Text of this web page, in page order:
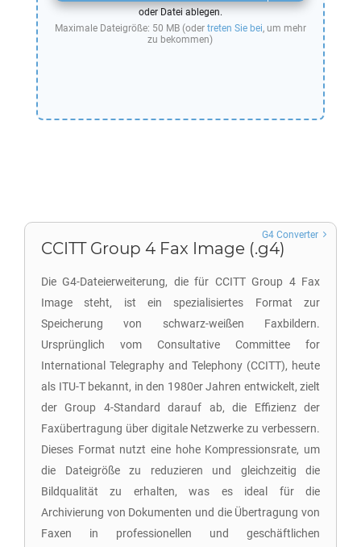
oder Datei ablegen.
Maximale Dateigröße: 50 MB (oder treten Sie bei, um mehr
zu bekommen)
CCITT Group 4 Fax Image (.g4)
Die G4-Dateierweiterung, die für CCITT Group 4 Fax
Image steht, ist ein spezialisiertes Format zur
Speicherung von schwarz-weißen Faxbildern.
Ursprünglich vom Consultative Committee for
International Telegraphy and Telephony (CCITT), heute
als ITU-T bekannt, in den 1980er Jahren entwickelt, zielt
der Group 4-Standard darauf ab, die Effizienz der
Faxübertragung über digitale Netzwerke zu verbessern.
Dieses Format nutzt eine hohe Kompressionsrate, um
die Dateigröße zu reduzieren und gleichzeitig die
Bildqualität zu erhalten, was es ideal für die
Archivierung von Dokumenten und die Übertragung von
Faxen in professionellen und geschäftlichen
G4 Converter